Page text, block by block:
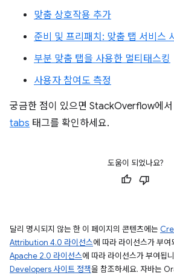
맞춤 상호작용 추가
준비 및 프리패치: 맞춤 탭 서비스
부분 맞춤 탭을 사용한 멀티태스킹
사용자 참여도 측정
궁금한 점이 있으면 StackOverflow에서
tabs 태그를 확인하세요.
도움이 되었나요?
달리 명시되지 않는 한 이 페이지의 콘텐츠에는
Attribution 4.0 라이선스에 따라 라이선스가 부여
Apache 2.0 라이선스에 따라 라이선스가 부여됩
Developers 사이트 정책을 참조하세요. 자바는